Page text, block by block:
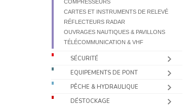
COMPRESSEURS
CARTES ET INSTRUMENTS DE RELEVÉ
RÉFLECTEURS RADAR
OUVRAGES NAUTIQUES & PAVILLONS
TÉLÉCOMMUNICATION & VHF
SÉCURITÉ
EQUIPEMENTS DE PONT
PÊCHE & HYDRAULIQUE
DÉSTOCKAGE